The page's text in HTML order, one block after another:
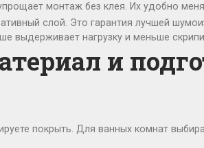
монтаж без клея. Их удобно
слой. Это гарантия лучшей
выдерживает нагрузку и меньше
и
покрыть. Для ванных комнат